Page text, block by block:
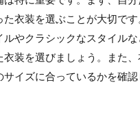
衣装を選ぶことが大切です
ルやクラシックなスタイルな
装を選びましょう。また、
サイズに合っているかを確認